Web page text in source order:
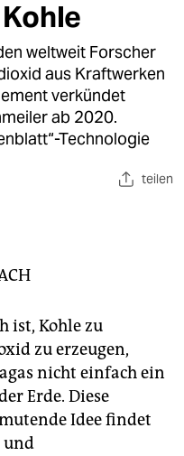
weltweit Forscher
aus Kraftwerken
verkündet
ab 2020.
Technologie
teilen
ist, Kohle zu
zu erzeugen,
nicht einfach ein
Erde. Diese
Idee findet
und